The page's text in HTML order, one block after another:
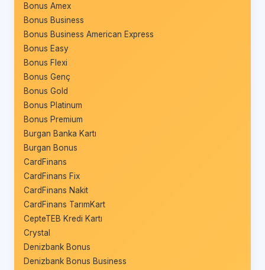
Bonus Amex
Bonus Business
Bonus Business American Express
Bonus Easy
Bonus Flexi
Bonus Genç
Bonus Gold
Bonus Platinum
Bonus Premium
Burgan Banka Kartı
Burgan Bonus
CardFinans
CardFinans Fix
CardFinans Nakit
CardFinans TarımKart
CepteTEB Kredi Kartı
Crystal
Denizbank Bonus
Denizbank Bonus Business